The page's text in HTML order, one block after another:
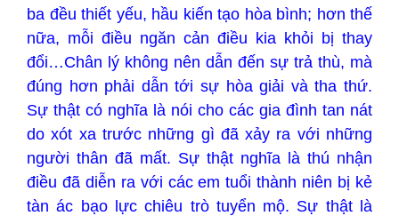
ba đều thiết yếu, hầu kiến tạo hòa bình; hơn thế
nữa, mỗi điều ngăn cản điều kia khỏi bị thay
đổi…Chân lý không nên dẫn đến sự trả thù, mà
đúng hơn phải dẫn tới sự hòa giải và tha thứ.
Sự thật có nghĩa là nói cho các gia đình tan nát
do xót xa trước những gì đã xảy ra với những
người thân đã mất. Sự thật nghĩa là thú nhận
điều đã diễn ra với các em tuổi thành niên bị kẻ
tàn ác bạo lực chiêu trò tuyển mộ. Sự thật là